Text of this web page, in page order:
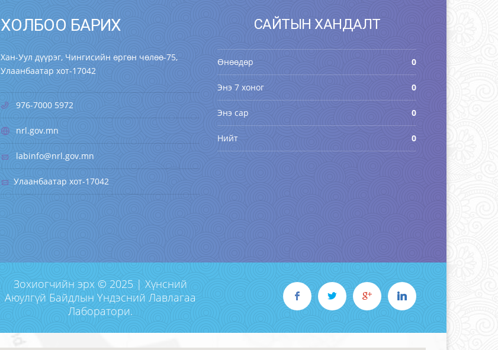
ХОЛБОО БАРИХ
Хан-Уул дүүрэг, Чингисийн өргөн чөлөө-75,
Улаанбаатар хот-17042
976-7000 5972
nrl.gov.mn
labinfo@nrl.gov.mn
Улаанбаатар хот-17042
САЙТЫН ХАНДАЛТ
Өнөөдөр 0
Энэ 7 хоног 0
Энэ сар 0
Нийт 0
Зохиогчийн эрх © 2025 | Хүнсний
Аюулгүй Байдлын Үндэсний Лавлагаа
Лаборатори.